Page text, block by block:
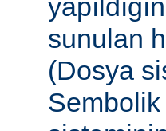
sunulan
(Dosya
Sembolik